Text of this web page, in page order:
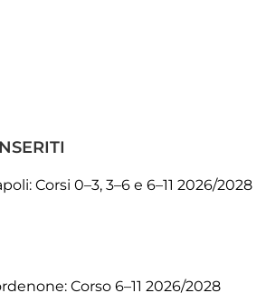
Corsi 0–3, 3–6 e 6–11 2026/2028
Corso 6–11 2026/2028